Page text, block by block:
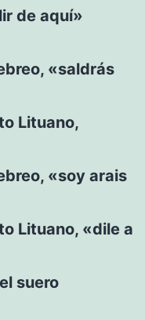
de aquí»
«saldrás
Lituano,
«soy arais
Lituano, «dile a
suero